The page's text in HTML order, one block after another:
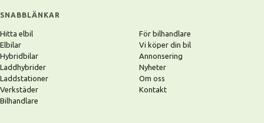
SNABBLÄNKAR
Hitta elbil
Elbilar
Hybridbilar
Laddhybrider
Laddstationer
Verkstäder
Bilhandlare
För bilhandlare
Vi köper din bil
Annonsering
Nyheter
Om oss
Kontakt